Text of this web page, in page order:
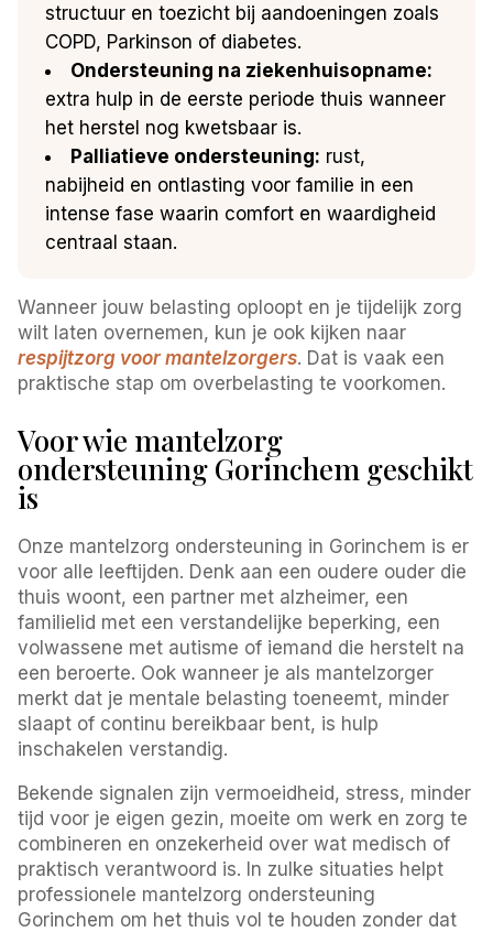
structuur en toezicht bij aandoeningen zoals
COPD, Parkinson of diabetes.
Ondersteuning na ziekenhuisopname:
extra hulp in de eerste periode thuis wanneer
het herstel nog kwetsbaar is.
Palliatieve ondersteuning: rust,
nabijheid en ontlasting voor familie in een
intense fase waarin comfort en waardigheid
centraal staan.
Wanneer jouw belasting oploopt en je tijdelijk zorg
wilt laten overnemen, kun je ook kijken naar
respijtzorg voor mantelzorgers. Dat is vaak een
praktische stap om overbelasting te voorkomen.
Voor wie mantelzorg
ondersteuning Gorinchem geschikt
is
Onze mantelzorg ondersteuning in Gorinchem is er
voor alle leeftijden. Denk aan een oudere ouder die
thuis woont, een partner met alzheimer, een
familielid met een verstandelijke beperking, een
volwassene met autisme of iemand die herstelt na
een beroerte. Ook wanneer je als mantelzorger
merkt dat je mentale belasting toeneemt, minder
slaapt of continu bereikbaar bent, is hulp
inschakelen verstandig.
Bekende signalen zijn vermoeidheid, stress, minder
tijd voor je eigen gezin, moeite om werk en zorg te
combineren en onzekerheid over wat medisch of
praktisch verantwoord is. In zulke situaties helpt
professionele mantelzorg ondersteuning
Gorinchem om het thuis vol te houden zonder dat